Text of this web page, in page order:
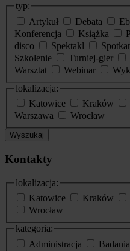
typ:
Artykuł
Debata
Konferencja
Książka
disco
Spektakl
Szkolenie
Turniej-gier
Warsztat
Webinar
lokalizacja:
Katowice
Kraków
Warszawa
Wrocław
Wyszukaj
Kontakty
lokalizacja:
Katowice
Kraków
Wrocław
kategoria:
Administracja